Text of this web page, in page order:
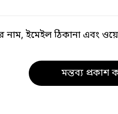
ইমেইল ঠিকানা এবং